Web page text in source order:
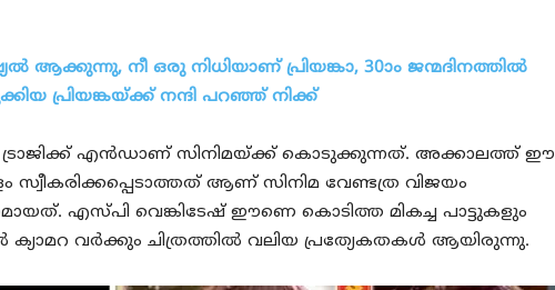
നീ ഒരു നിധിയാണ് പ്രിയങ്കാ, 30ാം ജന്മദിനത്തില്‍
പ്രിയങ്കയ്ക്ക് നന്ദി പറഞ്ഞ് നിക്ക്
എൻഡാണ് സിനിമയ്ക്ക് കൊടുക്കുന്നത്. അക്കാലത്ത് ഈ
ആണ് സിനിമ വേണ്ടത്ര വിജയം
എസ്പി വെങ്കിടേഷ് ഈണെ കൊടിത്ത മികച്ച പാട്ടുകളും
ക്യാമറ വർക്കും ചിത്രത്തിൽ വലിയ പ്രത്യേകതകൾ ആയിരുന്നു.